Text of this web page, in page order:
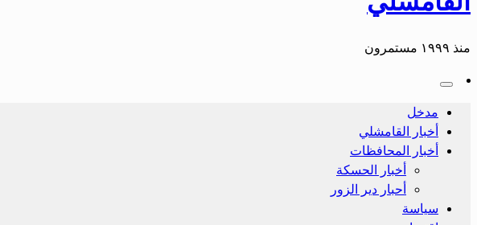
منذ ١٩٩٩ مستمرون
مدخل
أخبار القامشلي
أخبار المحافظات
أخبار الحسكة
أحبار دير الزور
سياسة